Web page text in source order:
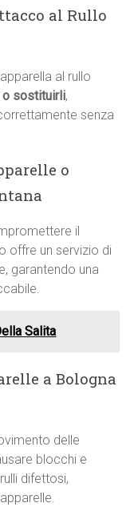
al Rullo
al rullo
o sostituirli,
senza
o
il
offre un servizio di
garantendo una
Salita
a Bologna
delle
blocchi e
difettosi,